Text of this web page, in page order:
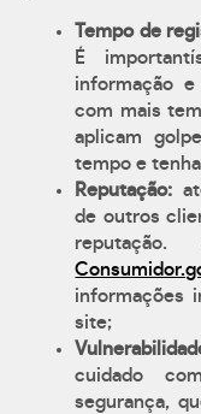
Tempo de
É
informação
com mais
aplicam
tempo e
Reputação:
de outros
informações
site;
cuidado
segurança,